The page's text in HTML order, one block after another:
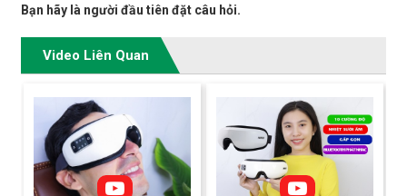
Bạn hãy là người đầu tiên đặt câu hỏi.
Video Liên Quan